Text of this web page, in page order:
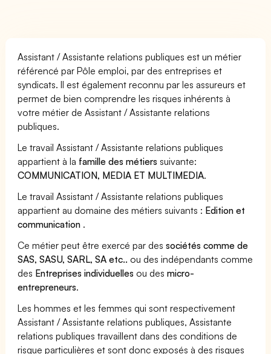
Assistant / Assistante relations publiques est un métier
référencé par Pôle emploi, par des entreprises et
syndicats. Il est également reconnu par les assureurs et
permet de bien comprendre les risques inhérents à
votre métier de Assistant / Assistante relations
publiques.
Le travail Assistant / Assistante relations publiques
appartient à la famille des métiers suivante:
COMMUNICATION, MEDIA ET MULTIMEDIA.
Le travail Assistant / Assistante relations publiques
appartient au domaine des métiers suivants : Edition et
communication .
Ce métier peut être exercé par dessociétés comme de
SAS, SASU, SARL, SA etc.. ou des indépendants comme
des Entreprises individuelles ou desmicro-
entrepreneurs.
Les hommes et les femmes qui sont respectivement
Assistant / Assistante relations publiques, Assistante
relations publiques travaillent dans des conditions de
risque particulières et sont donc exposés à des risques